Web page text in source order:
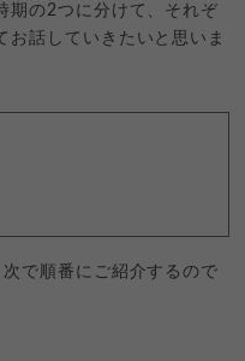
期の2つに分けて、それぞ
話していきたいと思いま
で順番にご紹介するので